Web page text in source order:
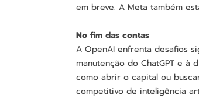
em breve. A Meta também
No fim das contas
A OpenAI enfrenta desafios
manutenção do ChatGPT e
como abrir o capital ou
competitivo de inteligência